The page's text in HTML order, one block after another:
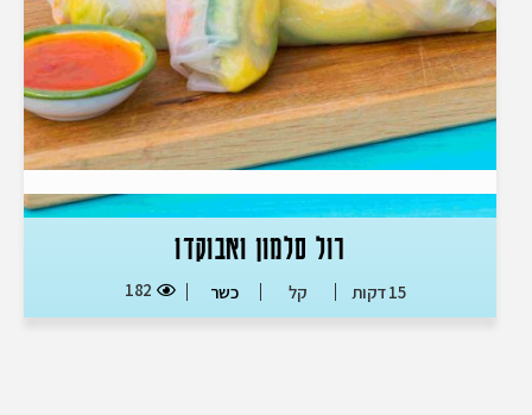
רול סלמון ואבוקדו
15 דקות קל כשר 182